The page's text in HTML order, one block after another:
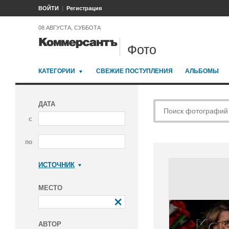
ВОЙТИ Регистрация
08 АВГУСТА, СУББОТА
Фото
КАТЕГОРИИ СВЕЖИЕ ПОСТУПЛЕНИЯ АЛЬБОМЫ
ДАТА
с
по
ИСТОЧНИК
МЕСТО
АВТОР